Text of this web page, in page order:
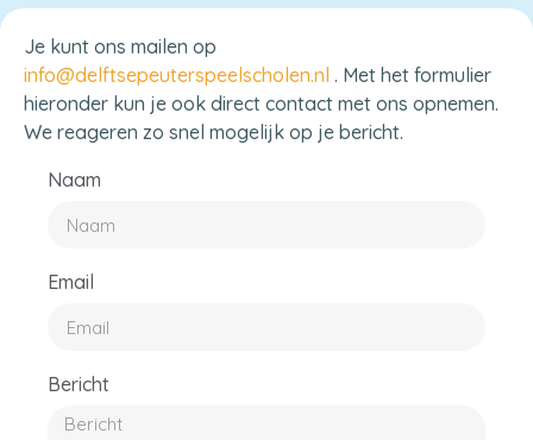
Je kunt ons mailen op
info@delftsepeuterspeelscholen.nl . Met het formulier
hieronder kun je ook direct contact met ons opnemen.
We reageren zo snel mogelijk op je bericht.
Naam
Email
Bericht